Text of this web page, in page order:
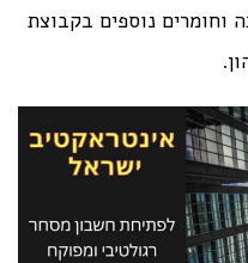
וחומרים נוספים בקבוצת